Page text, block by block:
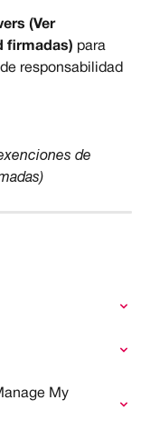
(Ver
firmadas) para
responsabilidad
de
My